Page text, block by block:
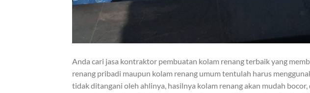
Anda cari jasa kontraktor pembuatan kolam renang terbaik yang
renang pribadi maupun kolam renang umum tentulah harus
tidak ditangani oleh ahlinya, hasilnya kolam renang akan mudah